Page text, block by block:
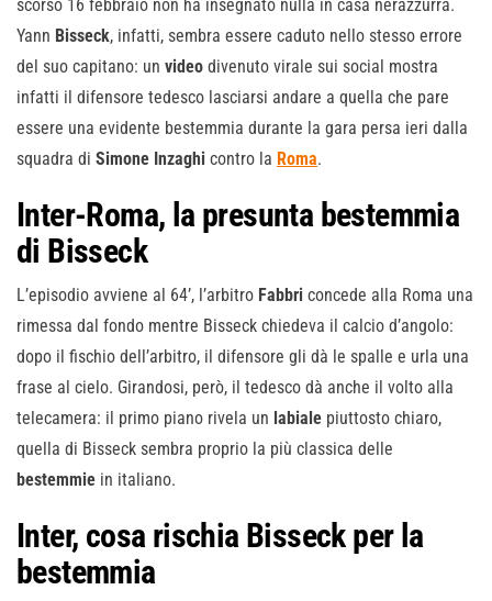
scorso 16 febbraio non ha insegnato nulla in casa nerazzurra.
Yann Bisseck, infatti, sembra essere caduto nello stesso errore
del suo capitano: un video divenuto virale sui social mostra
infatti il difensore tedesco lasciarsi andare a quella che pare
essere una evidente bestemmia durante la gara persa ieri dalla
squadra di Simone Inzaghi contro la Roma.
Inter-Roma, la presunta bestemmia
di Bisseck
L’episodio avviene al 64’, l’arbitro Fabbri concede alla Roma una
rimessa dal fondo mentre Bisseck chiedeva il calcio d’angolo:
dopo il fischio dell’arbitro, il difensore gli dà le spalle e urla una
frase al cielo. Girandosi, però, il tedesco dà anche il volto alla
telecamera: il primo piano rivela un labiale piuttosto chiaro,
quella di Bisseck sembra proprio la più classica delle
bestemmie in italiano.
Inter, cosa rischia Bisseck per la
bestemmia